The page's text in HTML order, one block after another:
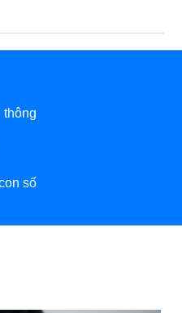
thông
số